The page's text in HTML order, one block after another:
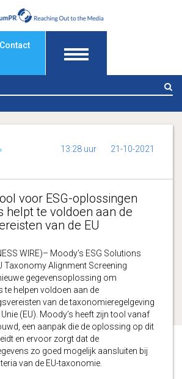
Contact
13:28 uur 21-10-2021
voor ESG-oplossingen
helpt te voldoen aan de
van de EU
WIRE)– Moody’s ESG Solutions
Taxonomy Alignment Screening
gegevensoplossing om
te helpen voldoen aan de
van de taxonomieregelgeving
(EU). Moody’s heeft zijn tool vanaf
een aanpak die de oplossing op dit
en ervoor zorgt dat de
zo goed mogelijk aansluiten bij
van de EU-taxonomie.